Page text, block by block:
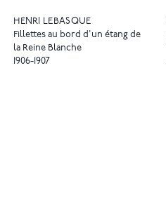
HENRI LEBASQUE
Fillettes au bord d'un étang de
la Reine Blanche
1906-1907